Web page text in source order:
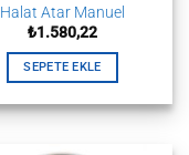
Halat Atar Manuel
₺1.580,22
SEPETE EKLE